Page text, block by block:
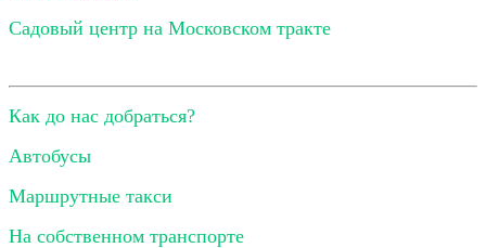
Садовый центр на Московском тракте
Как до нас добраться?
Автобусы
Маршрутные такси
На собственном транспорте